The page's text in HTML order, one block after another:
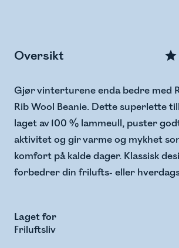
Oversikt
Gjør vinterturene enda bedre med
Rib Wool Beanie. Dette superlette
laget av 100 % lammeull, puster
aktivitet og gir varme og mykhet
komfort på kalde dager. Klassisk
forbedrer din frilufts- eller
Laget for
Friluftsliv